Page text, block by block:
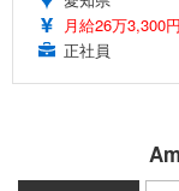
月給26万3,300
正社員